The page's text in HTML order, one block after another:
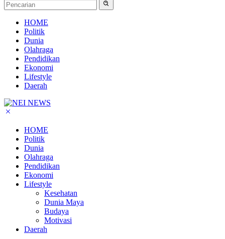
HOME
Politik
Dunia
Olahraga
Pendidikan
Ekonomi
Lifestyle
Daerah
HOME
Politik
Dunia
Olahraga
Pendidikan
Ekonomi
Lifestyle
Kesehatan
Dunia Maya
Budaya
Motivasi
Daerah